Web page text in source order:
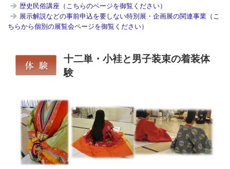
歴史民俗講座（こちらのページを御覧ください）
展示解説などの事前申込を要しない特別展・企画展の関連事業（こ
ちらから個別の展覧会ページを御覧ください）
十二単・小袿と男子装束の着装体
験